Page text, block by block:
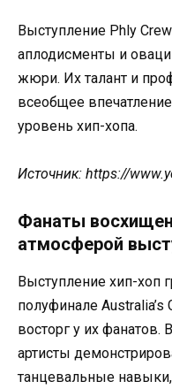
Выступление Phly
аплодисменты и
жюри. Их талант и
всеобщее
уровень хип-хопа.
Источник: https://
Фанаты
атмосферой
Выступление хип-хоп
полуфинале
восторг у их фанатов.
артисты
танцевальные